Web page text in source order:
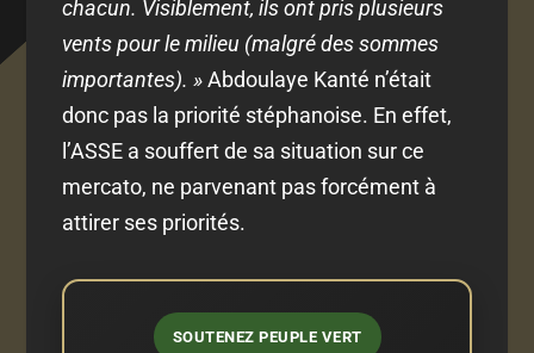
chacun. Visiblement, ils ont pris plusieurs
vents pour le milieu (malgré des sommes
importantes). »Abdoulaye Kanté n’était
donc pas la priorité stéphanoise. En effet,
l’ASSE a souffert de sa situation sur ce
mercato, ne parvenant pas forcément à
attirer ses priorités.
SOUTENEZ PEUPLE VERT